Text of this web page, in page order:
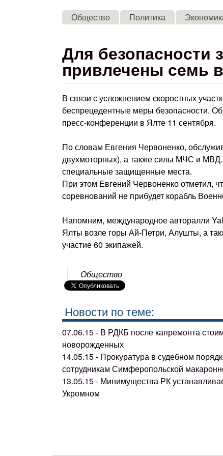
Общество Политика
Для безопасности
привлечены семь
В связи с усложнением скоростных
беспрецедентные меры безопасности.
пресс-конференции в Ялте 11 сентября.
По словам Евгения Червоненко,
двухмоторных), а также силы МЧС и МВД.
специальные защищенные места.
При этом Евгений Червоненко отметил,
соревнований не прибудет корабль
Напомним, международное авторалли
Ялты возле горы Ай-Петри, Алушты, а
участие 60 экипажей.
Общество
Новости по теме:
07.06.15 - В РДКБ после капремонта
новорожденных
14.05.15 - Прокуратура в судебном
сотрудникам Симферопольской
13.05.15 - Минимущества РК
Укромном